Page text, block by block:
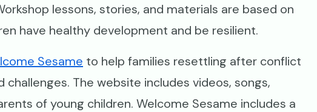
lessons, stories, and materials are based on
have healthy development and be resilient.
Sesame to help families resettling after conflict
The website includes videos, songs,
of young children. Welcome Sesame includes a